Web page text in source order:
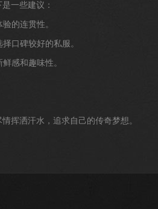
一些建议：
的连贯性。
口碑较好的私服。
感和趣味性。
挥洒汗水，追求自己的传奇梦想。